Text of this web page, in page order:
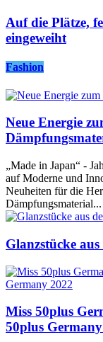
Auf die Plätze,
eingeweiht
Fashion
Neue Energie
„Made in Japan“ -
auf Moderne und
Neuheiten für die
Dämpfungsmaterial...
Glanzstücke
Miss 50plus
50plus